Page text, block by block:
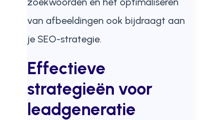
van afbeeldingen ook bijdraagt aan
je SEO-strategie.
Effectieve
strategieën voor
leadgeneratie